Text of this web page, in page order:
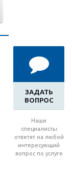
ЗАДАТЬ
ВОПРОС
Наши
специалисты
ответят на любой
интересующий
вопрос по услуге